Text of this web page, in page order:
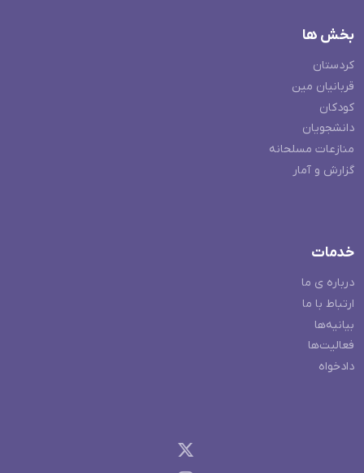
بخش ها
کردستان
قربانیان مین
کودکان
دانشجویان
منازعات مسلحانه
گزارش و آمار
خدمات
درباره ی ما
ارتباط با ما
بیانیه‌ها
فعالیت‌ها
دادخواه